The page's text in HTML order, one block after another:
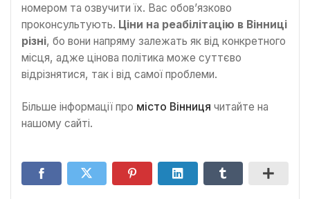
номером та озвучити їх. Вас обов’язково
проконсультують. Ціни на реабілітацію в Вінниці
різні, бо вони напряму залежать як від конкретного
місця, адже цінова політика може суттєво
відрізнятися, так і від самої проблеми.
Більше інформації про місто Вінниця читайте на
нашому сайті.